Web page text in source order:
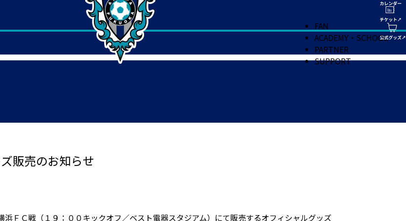
FAN
ACADEMY・SCHOOL
PARTNER
SUPPORT
販売のお知らせ
ＦＣ戦（１９：００キックオフ／ベスト電器スタジアム）にて販売するオフィシャルグッズ